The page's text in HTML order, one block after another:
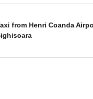
from Henri Coanda